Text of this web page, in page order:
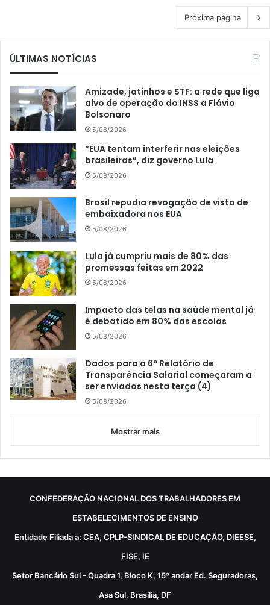
Próxima página
ÚLTIMAS NOTÍCIAS
Amizade, jatinhos e STF: a rede que liga
alvo de operação do INSS a Flávio
Bolsonaro
5/08/2026
“EUA tentam interferir nas eleições
brasileiras”, diz governo Lula
5/08/2026
Brasil repudia revogação de visto de
embaixadora nos EUA
5/08/2026
Lula já cumpriu mais de 80% das
promessas feitas em 2022
5/08/2026
Impacto das telas na saúde mental já
é debatido em 80% das escolas
5/08/2026
Dados para o 6º Relatório de
Transparência Salarial começaram a
ser enviados nesta terça (4)
5/08/2026
Mostrar mais
CONFEDERAÇÃO NACIONAL DOS TRABALHADORES EM
ESTABELECIMENTOS DE ENSINO
Entidade Filiada a: CEA, CPLP-SINDICAL DE EDUCAÇÃO, DIEESE,
FISE, IE
Setor Bancário Sul - Quadra 1, Bloco K, 15º andar Ed. Seguradoras,
Asa Sul, Brasília, DF